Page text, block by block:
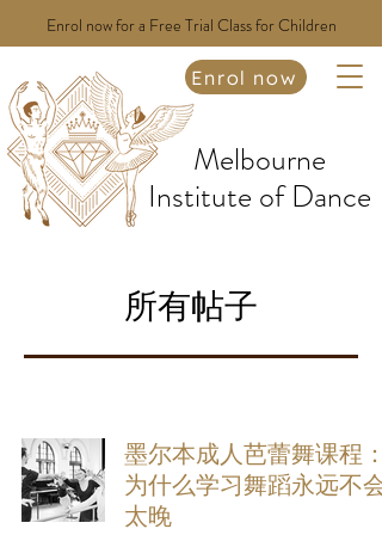
Enrol now for a Free Trial Class for Children
Melbourne
Institute of Dance
Enrol now
所有帖子
墨尔本成人芭蕾舞课程：
为什么学习舞蹈永远不会
太晚